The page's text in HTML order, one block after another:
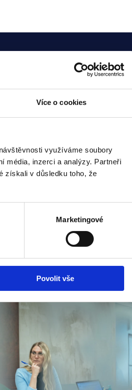
Více o cookies
využíváme soubory
média, inzerci a analýzy. Partneři
získali v důsledku toho, že
Marketingové
Povolit vše
v průměru